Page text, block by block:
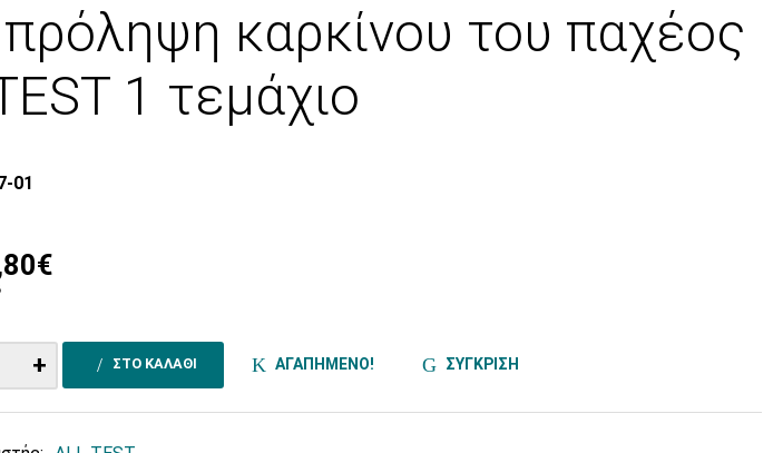
καρκίνου του παχέος
1 τεμάχιο
01
+ ΣΤΟ ΚΑΛΑΘΙ ΑΓΑΠΗΜΕΝΟ! ΣΥΓΚΡΙΣΗ